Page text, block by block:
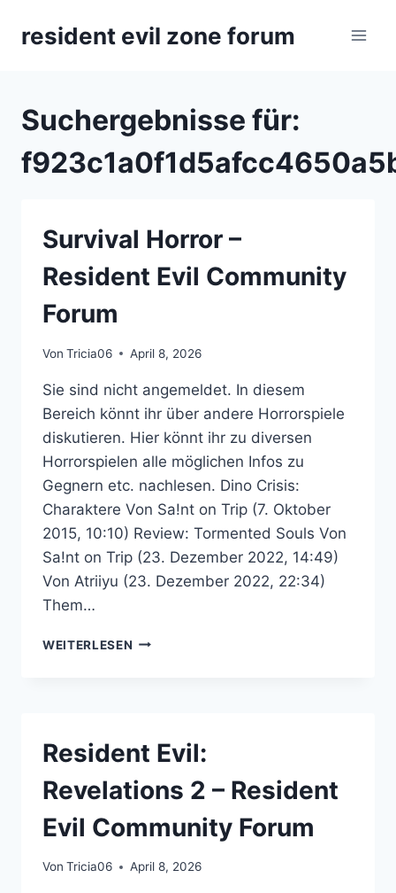
Inhaltresident evil zone forum
Suchergebnisse für:
Survival Horror –
Resident Evil Community
Forum
Von Tricia06 April 8, 2026
Sie sind nicht angemeldet. In diesem
Bereich könnt ihr über andere Horrorspiele
diskutieren. Hier könnt ihr zu diversen
Horrorspielen alle möglichen Infos zu
Gegnern etc. nachlesen. Dino Crisis:
Charaktere Von Sa!nt on Trip (7. Oktober
2015, 10:10) Review: Tormented Souls Von
Sa!nt on Trip (23. Dezember 2022, 14:49)
Von Atriiyu (23. Dezember 2022, 22:34)
Them…
WEITERLESEN SURVIVAL
FORUM
Resident Evil:
Revelations 2 – Resident
Evil Community Forum
Von Tricia06 April 8, 2026